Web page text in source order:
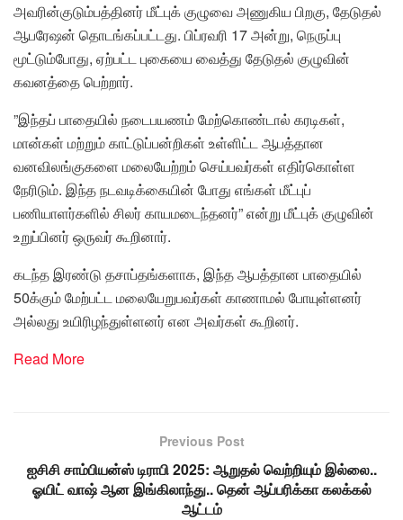
அவரின்குடும்பத்தினர் மீட்புக் குழுவை அணுகிய பிறகு, தேடுதல்
ஆபரேஷன் தொடங்கப்பட்டது. பிப்ரவரி 17 அன்று, நெருப்பு
மூட்டும்போது, ​​ஏற்பட்ட புகையை வைத்து தேடுதல் குழுவின்
கவனத்தை பெற்றார்.
”இந்தப் பாதையில் நடைபயணம் மேற்கொண்டால் கரடிகள்,
மான்கள் மற்றும் காட்டுப்பன்றிகள் உள்ளிட்ட ஆபத்தான
வனவிலங்குகளை மலையேற்றம் செய்பவர்கள் எதிர்கொள்ள
நேரிடும். இந்த நடவடிக்கையின் போது எங்கள் மீட்புப்
பணியாளர்களில் சிலர் காயமடைந்தனர்” என்று மீட்புக் குழுவின்
உறுப்பினர் ஒருவர் கூறினார்.
கடந்த இரண்டு தசாப்தங்களாக, இந்த ஆபத்தான பாதையில்
50க்கும் மேற்பட்ட மலையேறுபவர்கள் காணாமல் போயுள்ளனர்
அல்லது உயிரிழந்துள்ளனர் என அவர்கள் கூறினர்.
Read More
Previous Post
ஐசிசி சாம்பியன்ஸ் டிராபி 2025: ஆறுதல் வெற்றியும் இல்லை..
ஓயிட் வாஷ் ஆன இங்கிலாந்து.. தென் ஆப்பரிக்கா கலக்கல்
ஆட்டம்